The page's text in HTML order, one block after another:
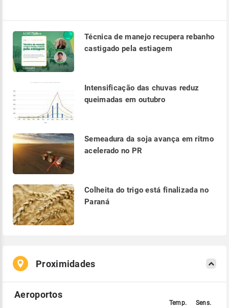
Técnica de manejo recupera rebanho
castigado pela estiagem
Intensificação das chuvas reduz
queimadas em outubro
Semeadura da soja avança em ritmo
acelerado no PR
Colheita do trigo está finalizada no
Paraná
Proximidades